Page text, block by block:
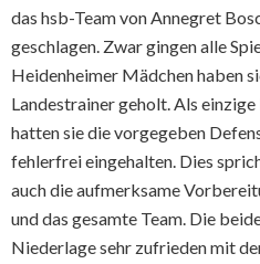
das hsb-Team von Annegret
geschlagen. Zwar gingen alle
Heidenheimer Mädchen haben
Landestrainer geholt. Als
hatten sie die vorgegeben
fehlerfrei eingehalten. Dies
auch die aufmerksame
und das gesamte Team. Die
Niederlage sehr zufrieden mit